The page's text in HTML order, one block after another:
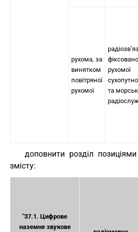
рухома, за
винятком
повітряної
рухомої
рухомої
та
доповнити розділ
змісту:
"37.1. Цифрове
наземне звукове